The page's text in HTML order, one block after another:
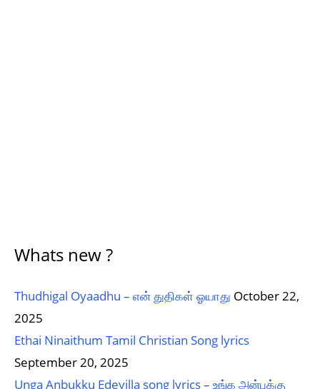
Whats new ?
Thudhigal Oyaadhu – என் துதிகள் ஓயாது October 22,
2025
Ethai Ninaithum Tamil Christian Song lyrics
September 20, 2025
Unga Anbukku Edeyilla song lyrics – உங்க அன்புக்கு